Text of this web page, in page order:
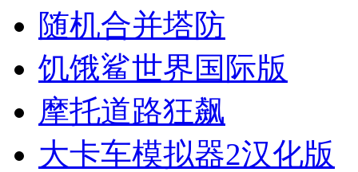
随机合并塔防
饥饿鲨世界国际版
摩托道路狂飙
大卡车模拟器2汉化版